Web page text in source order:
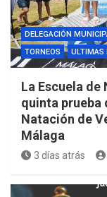
DELEGACIÓN
TORNEOS
ULTIMAS
La Escuela de
quinta prueba
Natación de
Málaga
3 días atrás